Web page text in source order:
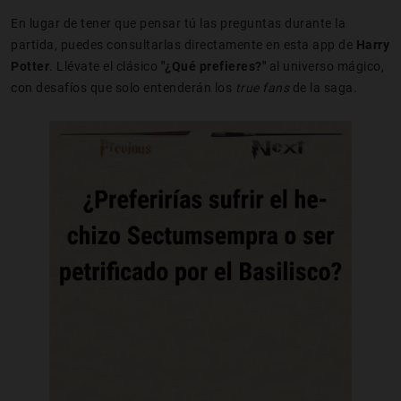
En lugar de tener que pensar tú las preguntas durante la
partida, puedes consultarlas directamente en esta app de Harry
Potter. Llévate el clásico "¿Qué prefieres?" al universo mágico,
con desafíos que solo entenderán los true fans de la saga.